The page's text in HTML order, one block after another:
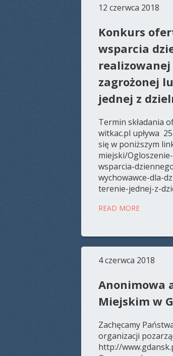
12 czerwca 2018
Konkurs
wsparcia
realizowanej
zagrożonej
jednej z
Termin składania
witkac.pl upływa
się w poniższym
miejski/
wsparcia-
wychowawce-dla-
terenie-jednej-z-
READ MORE
4 czerwca 2018
Anonimowa
Miejskim w
Zachęcamy
organizacji
http://